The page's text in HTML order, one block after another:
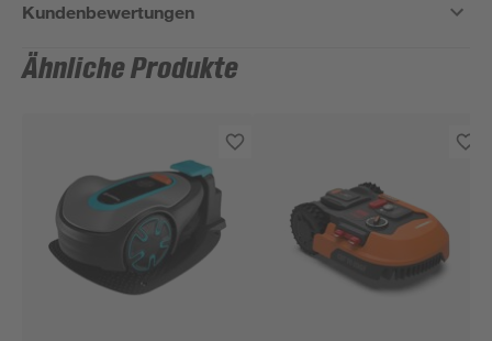
Kundenbewertungen
Ähnliche Produkte